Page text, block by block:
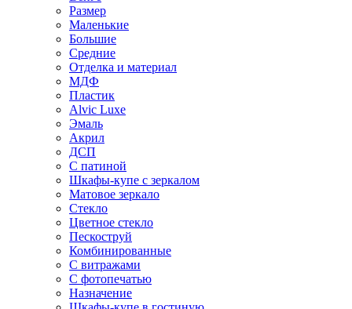
Размер
Маленькие
Большие
Средние
Отделка и материал
МДФ
Пластик
Alvic Luxe
Эмаль
Акрил
ДСП
С патиной
Шкафы-купе с зеркалом
Матовое зеркало
Стекло
Цветное стекло
Пескоструй
Комбинированные
С витражами
С фотопечатью
Назначение